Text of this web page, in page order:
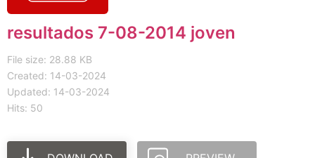
resultados 7-08-2014 joven
File size: 28.88 KB
Created: 14-03-2024
Updated: 14-03-2024
Hits: 50